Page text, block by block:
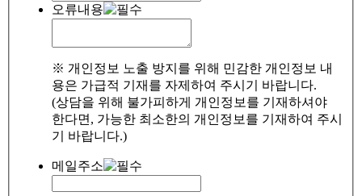
오류내용
※ 개인정보 노출 방지를 위해 민감한 개인정보 내
용은 가급적 기재를 자제하여 주시기 바랍니다.
(상담을 위해 불가피하게 개인정보를 기재하셔야
한다면, 가능한 최소한의 개인정보를 기재하여 주시
기 바랍니다.)
메일주소